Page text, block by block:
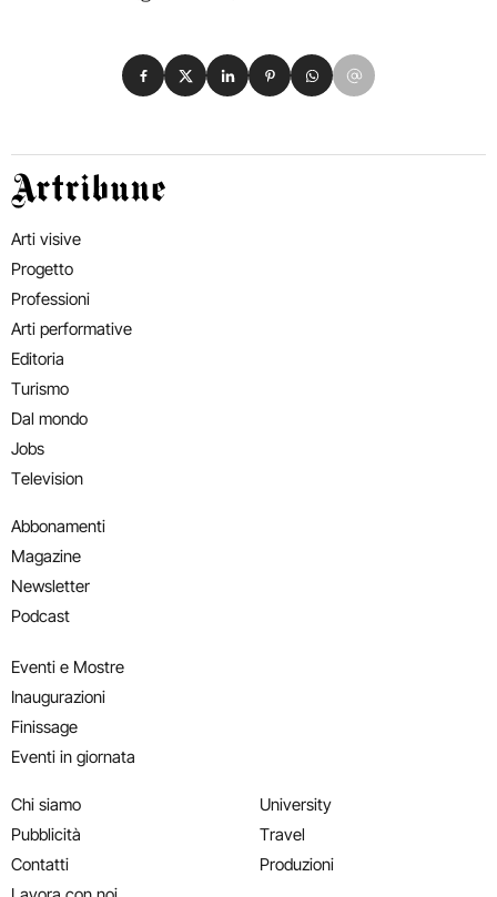
Condividi su Facebook
Condividi su X
Condividi su LinkedIn
Condividi su Pinterest
Condividi su WhatsApp
Condividi su Email
Artribune
Arti visive
Progetto
Professioni
Arti performative
Editoria
Turismo
Dal mondo
Jobs
Television
Abbonamenti
Magazine
Newsletter
Podcast
Eventi e Mostre
Inaugurazioni
Finissage
Eventi in giornata
Chi siamo
Pubblicità
Contatti
University
Travel
Produzioni